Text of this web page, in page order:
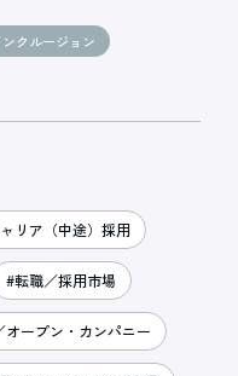
クルージョン
リア（中途）採用
#転職／採用市場
ープン・カンパニー